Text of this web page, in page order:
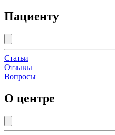
Пациенту
Статьи
Отзывы
Вопросы
О центре